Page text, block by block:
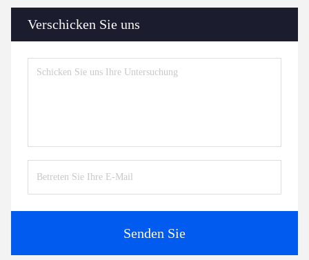
Verschicken Sie uns
Senden Sie